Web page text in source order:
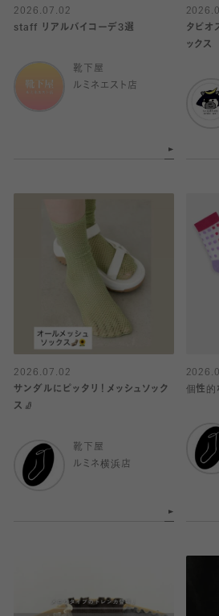
2026.07.02
staff リアルバイコーデ3選
靴下屋
ルミネエスト店
タビオ
ックス
2026.07.02
サンダルにピッタリ！メッシュソック
ス🧦
靴下屋
ルミネ横浜店
個性的